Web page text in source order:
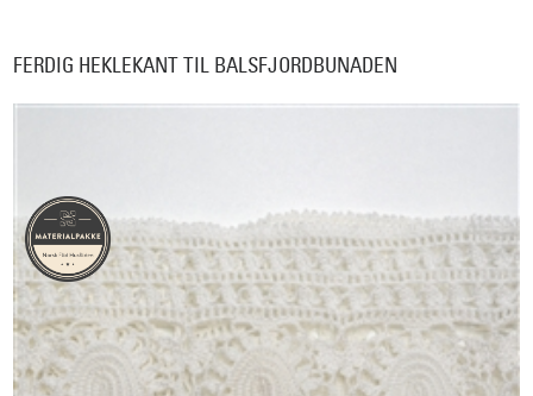
FERDIG HEKLEKANT TIL BALSFJORDBUNADEN